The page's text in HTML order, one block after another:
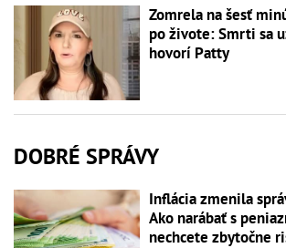
Zomrela na šesť
po živote: Smrti sa
hovorí Patty
DOBRÉ SPRÁVY
Inflácia zmenila
Ako narábať s
nechcete zbytočne